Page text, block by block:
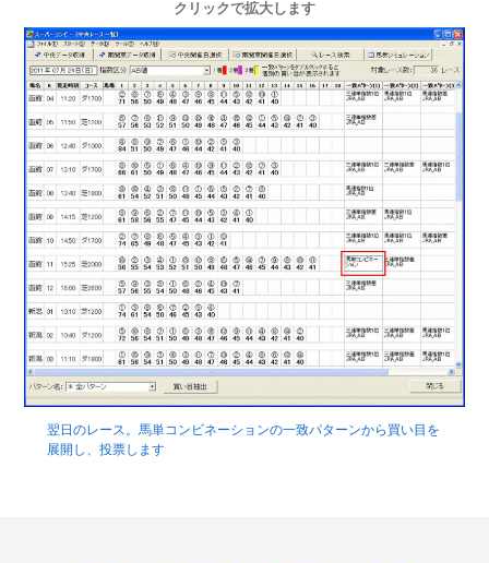
クリックで拡大します
翌日のレース。馬単コンビネーションの一致パターンから買い目を
展開し、投票します